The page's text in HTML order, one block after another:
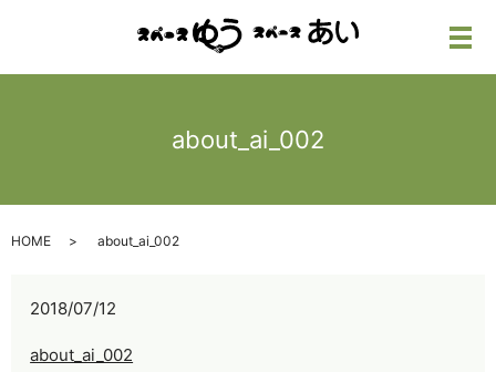
メ
about_ai_002
HOME about_ai_002
2018/07/12
about_ai_002